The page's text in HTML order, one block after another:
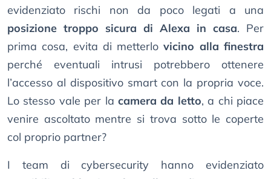
evidenziato rischi non da poco legati a una
posizione troppo sicura di Alexa in casa. Per
prima cosa, evita di metterlovicino alla finestra
perché eventuali intrusi potrebbero ottenere
l’accesso al dispositivo smart con la propria voce.
Lo stesso vale per la camera da letto, a chi piace
venire ascoltato mentre si trova sotto le coperte
col proprio partner?
I team di cybersecurity hanno evidenziato